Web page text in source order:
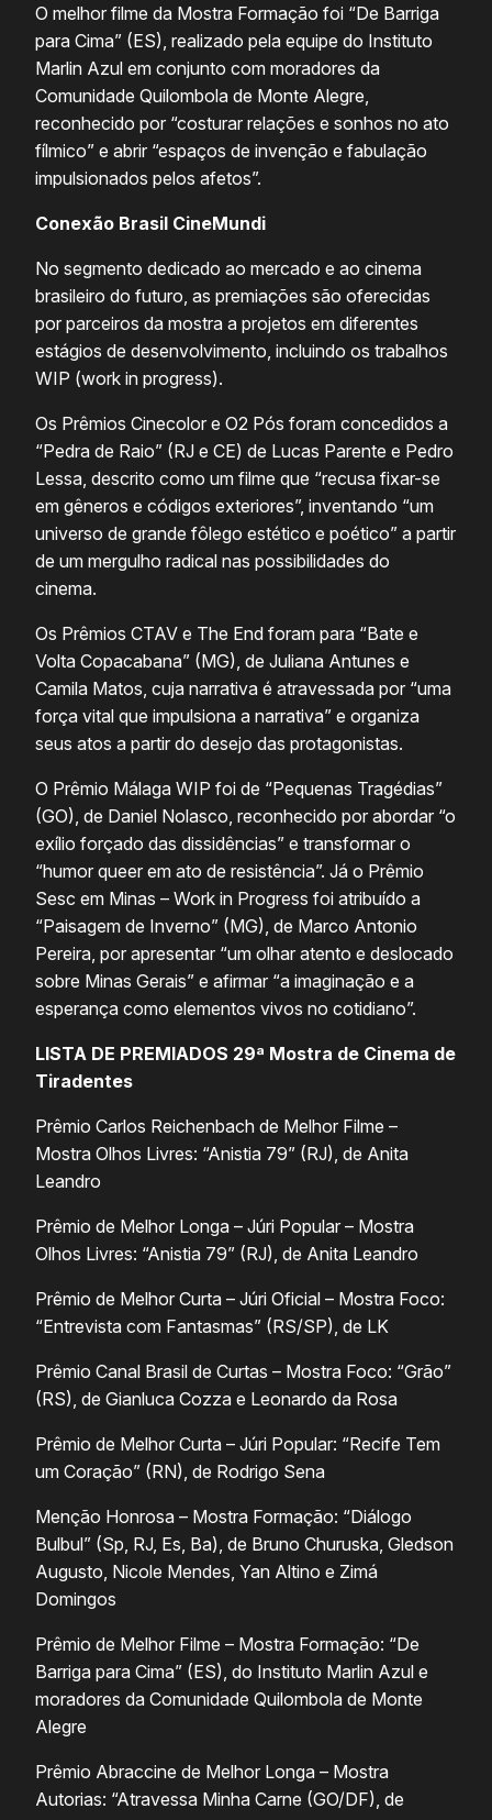
O melhor filme da Mostra Formação foi “De Barriga
para Cima” (ES), realizado pela equipe do Instituto
Marlin Azul em conjunto com moradores da
Comunidade Quilombola de Monte Alegre,
reconhecido por “costurar relações e sonhos no ato
fílmico” e abrir “espaços de invenção e fabulação
impulsionados pelos afetos”.
Conexão Brasil CineMundi
No segmento dedicado ao mercado e ao cinema
brasileiro do futuro, as premiações são oferecidas
por parceiros da mostra a projetos em diferentes
estágios de desenvolvimento, incluindo os trabalhos
WIP (work in progress).
Os Prêmios Cinecolor e O2 Pós foram concedidos a
“Pedra de Raio” (RJ e CE) de Lucas Parente e Pedro
Lessa, descrito como um filme que “recusa fixar-se
em gêneros e códigos exteriores”, inventando “um
universo de grande fôlego estético e poético” a partir
de um mergulho radical nas possibilidades do
cinema.
Os Prêmios CTAV e The End foram para “Bate e
Volta Copacabana” (MG), de Juliana Antunes e
Camila Matos, cuja narrativa é atravessada por “uma
força vital que impulsiona a narrativa” e organiza
seus atos a partir do desejo das protagonistas.
O Prêmio Málaga WIP foi de “Pequenas Tragédias”
(GO), de Daniel Nolasco, reconhecido por abordar “o
exílio forçado das dissidências” e transformar o
“humor queer em ato de resistência”. Já o Prêmio
Sesc em Minas – Work in Progress foi atribuído a
“Paisagem de Inverno” (MG), de Marco Antonio
Pereira, por apresentar “um olhar atento e deslocado
sobre Minas Gerais” e afirmar “a imaginação e a
esperança como elementos vivos no cotidiano”.
LISTA DE PREMIADOS 29ª Mostra de Cinema de
Tiradentes
Prêmio Carlos Reichenbach de Melhor Filme –
Mostra Olhos Livres: “Anistia 79” (RJ), de Anita
Leandro
Prêmio de Melhor Longa – Júri Popular – Mostra
Olhos Livres: “Anistia 79” (RJ), de Anita Leandro
Prêmio de Melhor Curta – Júri Oficial – Mostra Foco:
“Entrevista com Fantasmas” (RS/SP), de LK
Prêmio Canal Brasil de Curtas – Mostra Foco: “Grão”
(RS), de Gianluca Cozza e Leonardo da Rosa
Prêmio de Melhor Curta – Júri Popular: “Recife Tem
um Coração” (RN), de Rodrigo Sena
Menção Honrosa – Mostra Formação: “Diálogo
Bulbul” (Sp, RJ, Es, Ba), de Bruno Churuska, Gledson
Augusto, Nicole Mendes, Yan Altino e Zimá
Domingos
Prêmio de Melhor Filme – Mostra Formação: “De
Barriga para Cima” (ES), do Instituto Marlin Azul e
moradores da Comunidade Quilombola de Monte
Alegre
Prêmio Abraccine de Melhor Longa – Mostra
Autorias: “Atravessa Minha Carne (GO/DF), de